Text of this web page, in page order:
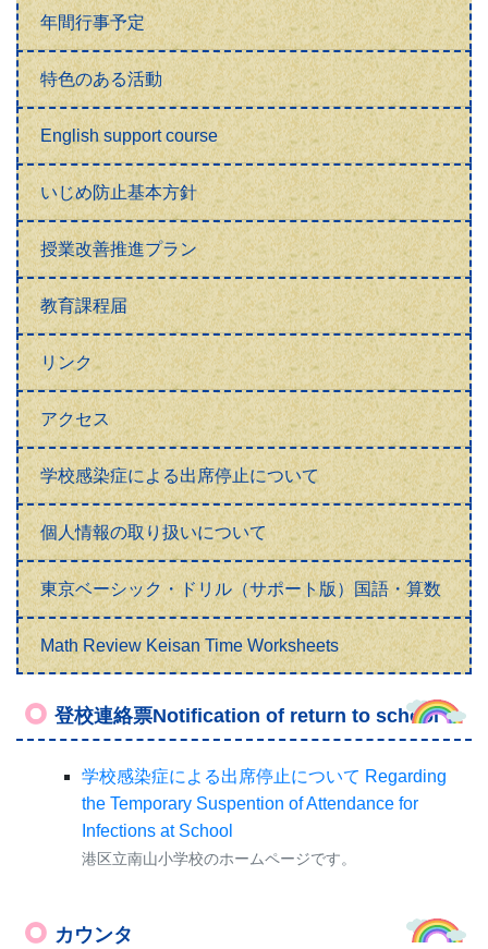
年間行事予定
特色のある活動
English support course
いじめ防止基本方針
授業改善推進プラン
教育課程届
リンク
アクセス
学校感染症による出席停止について
個人情報の取り扱いについて
東京ベーシック・ドリル（サポート版）国語・算数
Math Review Keisan Time Worksheets
登校連絡票Notification of return to school
学校感染症による出席停止について Regarding
the Temporary Suspention of Attendance for
Infections at School
港区立南山小学校のホームページです。
カウンタ